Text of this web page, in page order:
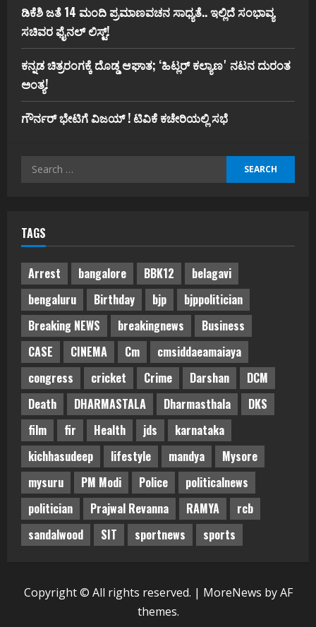
ಡಿಕೆಶಿ ಜತೆ 14 ಮಂದಿ ಪ್ರಮಾಣವಚನ ಸಾಧ್ಯತೆ.. ಇಲ್ಲಿದೆ ಸಂಭಾವ್ಯ
ಸಚಿವರ ಫೈನಲ್ ಲಿಸ್ಟ್‌!
ಕನ್ನಡ ಚಿತ್ರರಂಗಕ್ಕೆ ದೊಡ್ಡ ಆಘಾತ; ʻಹಿಟ್ಲರ್ ಕಲ್ಯಾಣʼ ನಟನ ದುರಂತ
ಅಂತ್ಯ!
ಗೌರ್ನರ್‌ ಭೇಟಿಗೆ ವಿಜಯ್‌ ! ಟಿವಿಕೆ ಕಚೇರಿಯಲ್ಲಿ ಸಭೆ
Search
TAGS
Arrest bangalore BBK12
belagavi
bengaluru
Birthday bjp
bjppolitician
Breaking NEWS
breakingnews
Business
CASE
CINEMA Cm
cmsiddaeamaiaya
congress
cricket Crime Darshan
DCM
Death
DHARMASTALA Dharmasthala
DKS
film
fir Health jds
karnataka
kichhasudeep
lifestyle mandya
Mysore
mysuru
PM Modi Police
politicalnews
politician
Prajwal Revanna RAMYA
rcb
sandalwood
SIT sportnews sports
Copyright © All rights reserved. | MoreNews by AF
themes.